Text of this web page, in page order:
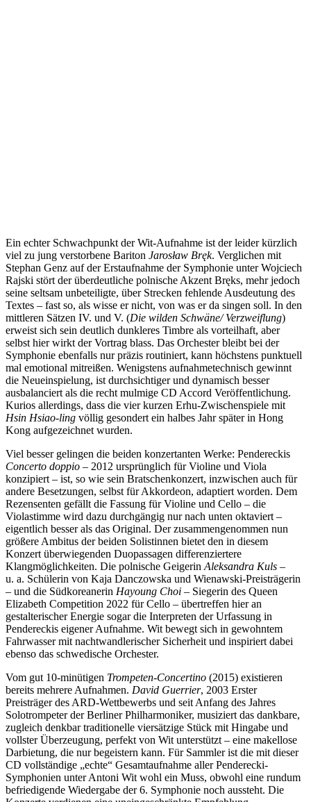
Ein echter Schwachpunkt der Wit-Aufnahme ist der leider kürzlich
viel zu jung verstorbene Bariton Jarosław Bręk. Verglichen mit
Stephan Genz auf der Erstaufnahme der Symphonie unter Wojciech
Rajski stört der überdeutliche polnische Akzent Bręks, mehr jedoch
seine seltsam unbeteiligte, über Strecken fehlende Ausdeutung des
Textes – fast so, als wisse er nicht, von was er da singen soll. In den
mittleren Sätzen IV. und V. (Die wilden Schwäne/ Verzweiflung)
erweist sich sein deutlich dunkleres Timbre als vorteilhaft, aber
selbst hier wirkt der Vortrag blass. Das Orchester bleibt bei der
Symphonie ebenfalls nur präzis routiniert, kann höchstens punktuell
mal emotional mitreißen. Wenigstens aufnahmetechnisch gewinnt
die Neueinspielung, ist durchsichtiger und dynamisch besser
ausbalanciert als die recht mulmige CD Accord Veröffentlichung.
Kurios allerdings, dass die vier kurzen Erhu-Zwischenspiele mit
Hsin Hsiao-ling völlig gesondert ein halbes Jahr später in Hong
Kong aufgezeichnet wurden.
Viel besser gelingen die beiden konzertanten Werke: Pendereckis
Concerto doppio – 2012 ursprünglich für Violine und Viola
konzipiert – ist, so wie sein Bratschenkonzert, inzwischen auch für
andere Besetzungen, selbst für Akkordeon, adaptiert worden. Dem
Rezensenten gefällt die Fassung für Violine und Cello – die
Violastimme wird dazu durchgängig nur nach unten oktaviert –
eigentlich besser als das Original. Der zusammengenommen nun
größere Ambitus der beiden Solistinnen bietet den in diesem
Konzert überwiegenden Duopassagen differenziertere
Klangmöglichkeiten. Die polnische Geigerin Aleksandra Kuls –
u. a. Schülerin von Kaja Danczowska und Wienawski-Preisträgerin
– und die Südkoreanerin Hayoung Choi – Siegerin des Queen
Elizabeth Competition 2022 für Cello – übertreffen hier an
gestalterischer Energie sogar die Interpreten der Urfassung in
Pendereckis eigener Aufnahme. Wit bewegt sich in gewohntem
Fahrwasser mit nachtwandlerischer Sicherheit und inspiriert dabei
ebenso das schwedische Orchester.
Vom gut 10-minütigen Trompeten-Concertino (2015) existieren
bereits mehrere Aufnahmen. David Guerrier, 2003 Erster
Preisträger des ARD-Wettbewerbs und seit Anfang des Jahres
Solotrompeter der Berliner Philharmoniker, musiziert das dankbare,
zugleich denkbar traditionelle viersätzige Stück mit Hingabe und
vollster Überzeugung, perfekt von Wit unterstützt – eine makellose
Darbietung, die nur begeistern kann. Für Sammler ist die mit dieser
CD vollständige „echte“ Gesamtaufnahme aller Penderecki-
Symphonien unter Antoni Wit wohl ein Muss, obwohl eine rundum
befriedigende Wiedergabe der 6. Symphonie noch aussteht. Die